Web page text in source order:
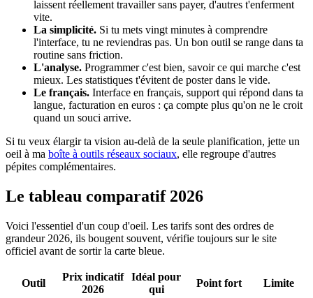
laissent réellement travailler sans payer, d'autres t'enferment
vite.
La simplicité. Si tu mets vingt minutes à comprendre
l'interface, tu ne reviendras pas. Un bon outil se range dans ta
routine sans friction.
L'analyse. Programmer c'est bien, savoir ce qui marche c'est
mieux. Les statistiques t'évitent de poster dans le vide.
Le français. Interface en français, support qui répond dans ta
langue, facturation en euros : ça compte plus qu'on ne le croit
quand un souci arrive.
Si tu veux élargir ta vision au-delà de la seule planification, jette un
oeil à ma boîte à outils réseaux sociaux, elle regroupe d'autres
pépites complémentaires.
Le tableau comparatif 2026
Voici l'essentiel d'un coup d'oeil. Les tarifs sont des ordres de
grandeur 2026, ils bougent souvent, vérifie toujours sur le site
officiel avant de sortir la carte bleue.
Outil
Prix indicatif
2026
Idéal pour
qui
Point fort Limite